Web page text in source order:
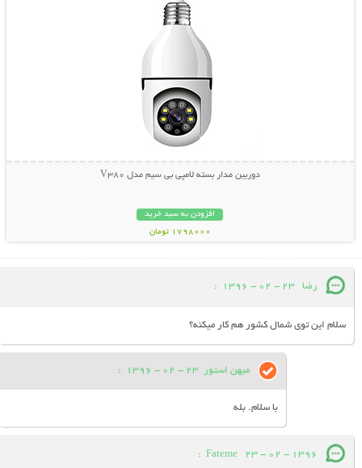
دوربین مدار بسته لامپی بی سیم مدل V380
افزودن به سبد خرید
1798000 تومان
رضا 23 - 02 - 1396
:
سلام این توی شمال کشور هم کار میکنه؟
میهن استور 23 - 02 - 1396
:
با سلام. بله
Fateme 23 - 02 - 1396
: